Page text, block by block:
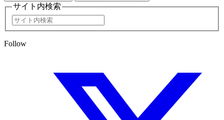
サイト内検索
Follow